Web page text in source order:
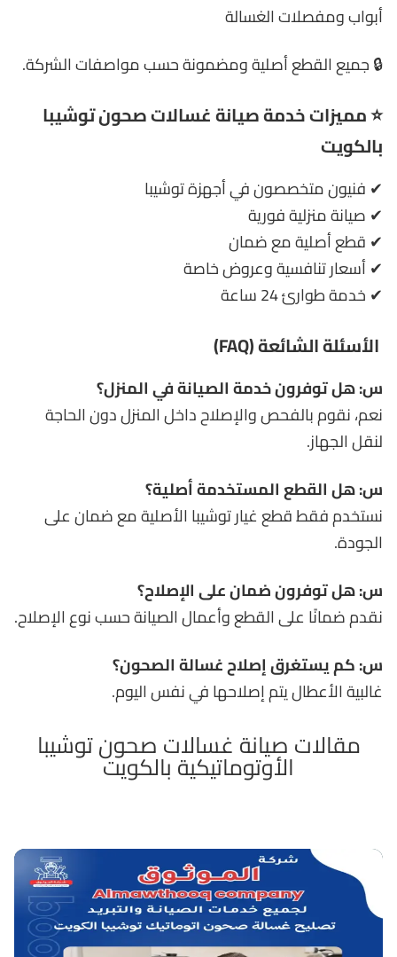
أبواب ومفصلات الغسالة
🔒 جميع القطع أصلية ومضمونة حسب مواصفات الشركة.
⭐ مميزات خدمة صيانة غسالات صحون توشيبا
بالكويت
✔ فنيون متخصصون في أجهزة توشيبا
✔ صيانة منزلية فورية
✔ قطع أصلية مع ضمان
✔ أسعار تنافسية وعروض خاصة
✔ خدمة طوارئ 24 ساعة
الأسئلة الشائعة (FAQ)
س: هل توفرون خدمة الصيانة في المنزل؟
نعم، نقوم بالفحص والإصلاح داخل المنزل دون الحاجة
لنقل الجهاز.
س: هل القطع المستخدمة أصلية؟
نستخدم فقط قطع غيار توشيبا الأصلية مع ضمان على
الجودة.
س: هل توفرون ضمان على الإصلاح؟
نقدم ضمانًا على القطع وأعمال الصيانة حسب نوع الإصلاح.
س: كم يستغرق إصلاح غسالة الصحون؟
غالبية الأعطال يتم إصلاحها في نفس اليوم.
مقالات صيانة غسالات صحون توشيبا
الأوتوماتيكية بالكويت